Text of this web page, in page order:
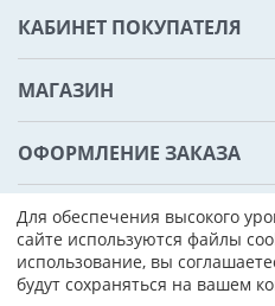
КАБИНЕТ ПОКУПАТЕЛЯ
МАГАЗИН
ОФОРМЛЕНИЕ ЗАКАЗА
КОНТАКТЫ
© 2000 - 2026 Компьютер Плаза.
интернет-магазинов
Для обеспечения высокого
сайте используются файлы
использование, вы
будут сохраняться на вашем